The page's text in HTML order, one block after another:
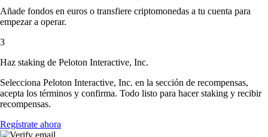
Añade fondos en euros o transfiere criptomonedas a tu cuenta para
empezar a operar.
3
Haz staking de Peloton Interactive, Inc.
Selecciona Peloton Interactive, Inc. en la sección de recompensas,
acepta los términos y confirma. Todo listo para hacer staking y recibir
recompensas.
Regístrate ahora